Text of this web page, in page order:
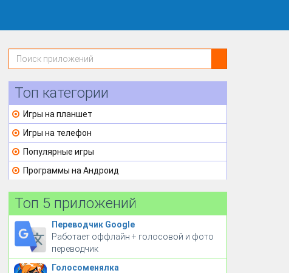
Топ категории
Игры на планшет
Игры на телефон
Популярные игры
Программы на Андроид
Топ 5 приложений
Переводчик Google
Работает оффлайн + голосовой и фото
переводчик
Голосоменялка